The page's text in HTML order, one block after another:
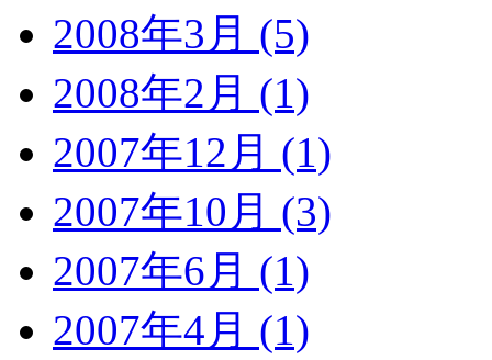
2008年3月 (5)
2008年2月 (1)
2007年12月 (1)
2007年10月 (3)
2007年6月 (1)
2007年4月 (1)